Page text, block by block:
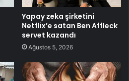
Yapay zeka şirketini
Netflix’e satan Ben Affleck
servet kazandı
Ağustos 5, 2026